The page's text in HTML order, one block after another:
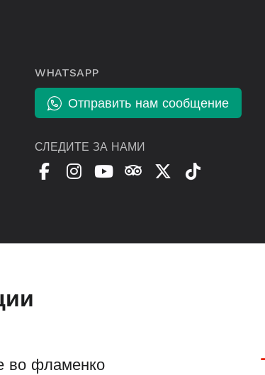
WHATSAPP
Отправить нам сообщение
СЛЕДИТЕ ЗА НАМИ
во фламенко